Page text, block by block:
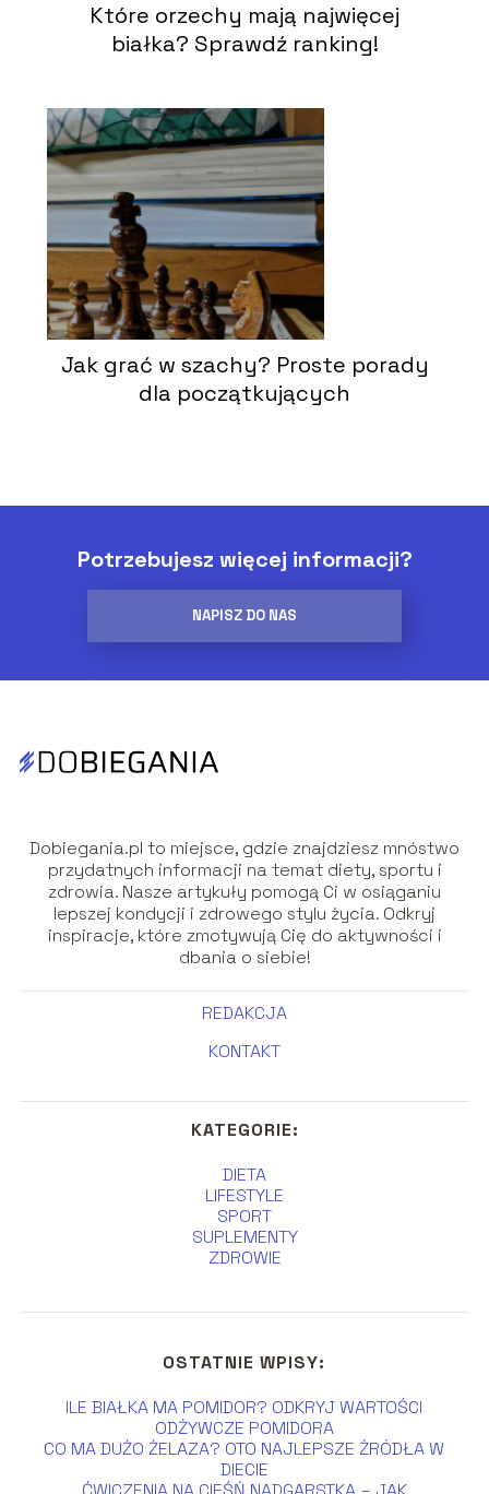
Które orzechy mają najwięcej
białka? Sprawdź ranking!
Jak grać w szachy? Proste porady
dla początkujących
Potrzebujesz więcej informacji?
NAPISZ DO NAS
Dobiegania.pl to miejsce, gdzie znajdziesz mnóstwo
przydatnych informacji na temat diety, sportu i
zdrowia. Nasze artykuły pomogą Ci w osiąganiu
lepszej kondycji i zdrowego stylu życia. Odkryj
inspiracje, które zmotywują Cię do aktywności i
dbania o siebie!
REDAKCJA
KONTAKT
KATEGORIE:
DIETA
LIFESTYLE
SPORT
SUPLEMENTY
ZDROWIE
OSTATNIE WPISY:
ILE BIAŁKA MA POMIDOR? ODKRYJ WARTOŚCI
ODŻYWCZE POMIDORA
CO MA DUŻO ŻELAZA? OTO NAJLEPSZE ŹRÓDŁA W
DIECIE